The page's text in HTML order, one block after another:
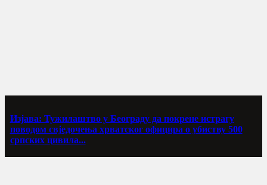
Изјава: Тужилаштво у Београду да покрене истрагу
поводом свједочења хрватског официра о убиству 500
српских цивила...